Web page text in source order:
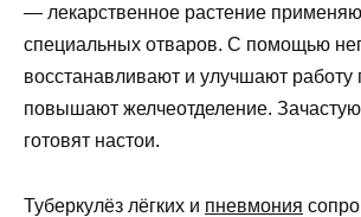
— лекарственное растение
специальных отваров. С помощью
восстанавливают и улучшают работу
повышают желчеотделение. Зачастую
готовят настои.
Туберкулёз лёгких и пневмония